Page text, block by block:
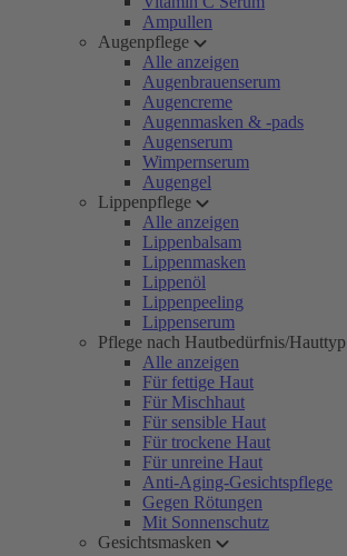
Ampullen
Augenpflege
Alle anzeigen
Augenbrauenserum
Augencreme
Augenmasken & -pads
Augenserum
Wimpernserum
Augengel
Lippenpflege
Alle anzeigen
Lippenbalsam
Lippenmasken
Lippenöl
Lippenpeeling
Lippenserum
Pflege nach Hautbedürfnis/Hauttyp
Alle anzeigen
Für fettige Haut
Für Mischhaut
Für sensible Haut
Für trockene Haut
Für unreine Haut
Anti-Aging-Gesichtspflege
Gegen Rötungen
Mit Sonnenschutz
Gesichtsmasken